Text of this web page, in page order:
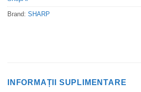
Brand: SHARP
INFORMAȚII SUPLIMENTARE